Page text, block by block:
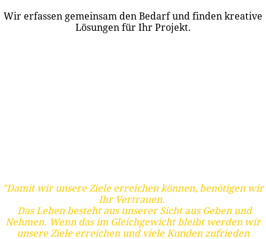
Wir erfassen gemeinsam den Bedarf und finden kreative
Lösungen für Ihr Projekt.
"Damit wir unsere Ziele erreichen können, benötigen wir
Ihr Vertrauen.
Das Leben besteht aus unserer Sicht aus Geben und
Nehmen. Wenn das im Gleichgewicht bleibt werden wir
unsere Ziele erreichen und viele Kunden zufrieden